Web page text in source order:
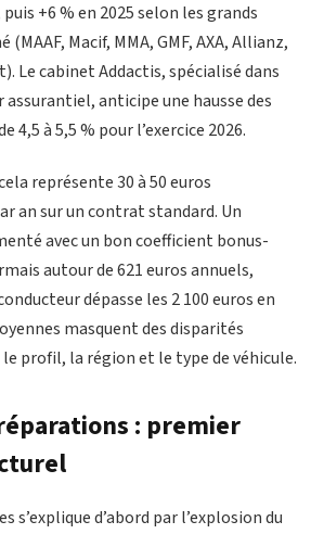
puis +6 % en 2025 selon les grands
(MAAF, Macif, MMA, GMF, AXA, Allianz,
Le cabinet Addactis, spécialisé dans
assurantiel, anticipe une hausse des
4,5 à 5,5 % pour l’exercice 2026.
représente 30 à 50 euros
an sur un contrat standard. Un
avec un bon coefficient bonus-
autour de 621 euros annuels,
dépasse les 2 100 euros en
masquent des disparités
profil, la région et le type de véhicule.
: premier
s’explique d’abord par l’explosion du